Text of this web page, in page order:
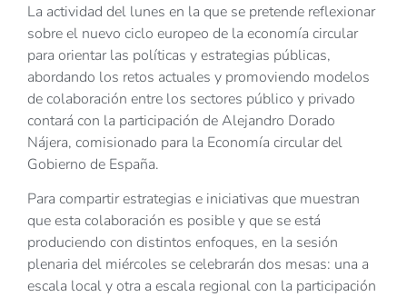
La actividad del lunes en la que se pretende reflexionar
sobre el nuevo ciclo europeo de la economía circular
para orientar las políticas y estrategias públicas,
abordando los retos actuales y promoviendo modelos
de colaboración entre los sectores público y privado
contará con la participación de Alejandro Dorado
Nájera, comisionado para la Economía circular del
Gobierno de España.
Para compartir estrategias e iniciativas que muestran
que esta colaboración es posible y que se está
produciendo con distintos enfoques, en la sesión
plenaria del miércoles se celebrarán dos mesas: una a
escala local y otra a escala regional con la participación